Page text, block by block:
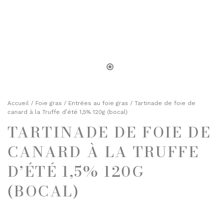
SELS, POIVRES ET ÉPICES
MOUTARDES
ÉPICERIE SUCRÉE
BISCUITS ET GÂTEAUX
CHOCOLATS ET SPÉCIALITÉS
CONFITURES
DESSERTS
CHOCOLATS ET SPÉCIALITÉS
DESSERTS
FRUITS AU SIROP OU ALCOOL
JUS ET SIROPS
MIELS
Accueil / Foie gras / Entrées au foie gras / Tartinade de foie de
canard à la Truffe d’été 1,5% 120g (bocal)
TARTINADE DE FOIE DE
CANARD À LA TRUFFE
D’ÉTÉ 1,5% 120G
(BOCAL)